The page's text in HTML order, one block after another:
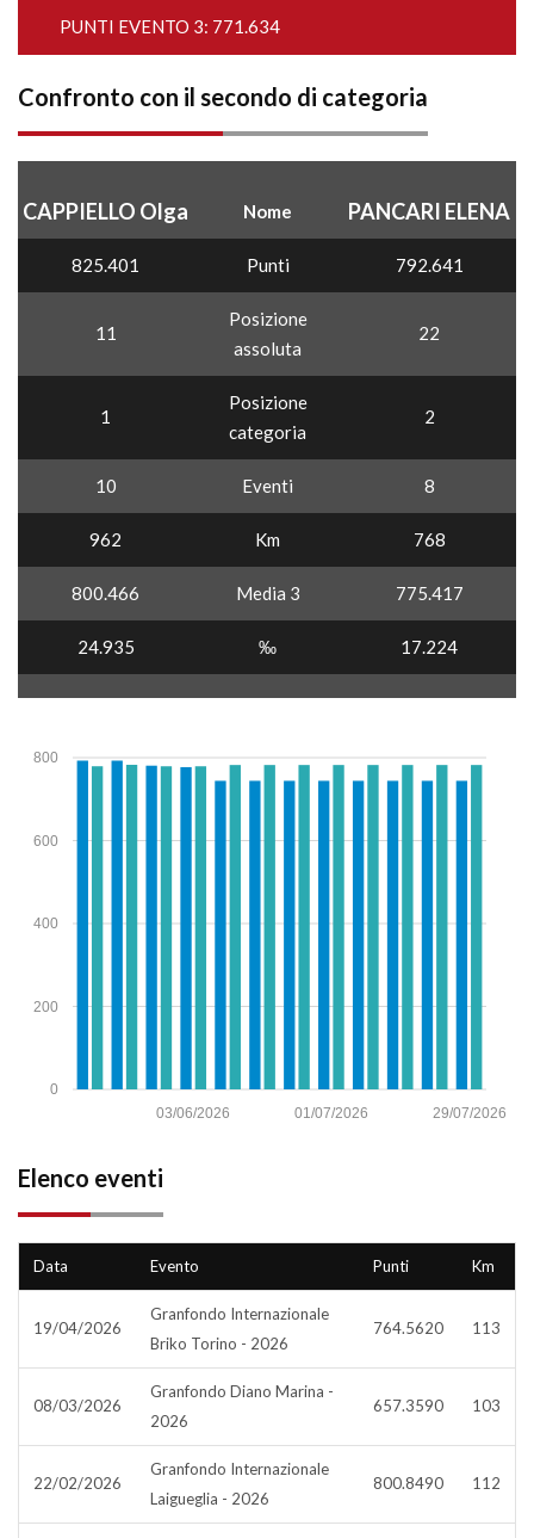
PUNTI EVENTO 3: 771.634
Confronto con il secondo di categoria
CAPPIELLO Olga Nome PANCARI ELENA
825.401 Punti 792.641
11
Posizione
assoluta
22
1
Posizione
categoria
2
10 Eventi 8
962 Km 768
800.466 Media 3 775.417
24.935 ‰ 17.224
0
200
400
600
800
29/07/2026
01/07/2026
03/06/2026
Elenco eventi
Data Evento Punti Km
19/04/2026
Granfondo Internazionale
Briko Torino - 2026
764.5620 113
08/03/2026
Granfondo Diano Marina -
2026
657.3590 103
22/02/2026
Granfondo Internazionale
Laigueglia - 2026
800.8490 112